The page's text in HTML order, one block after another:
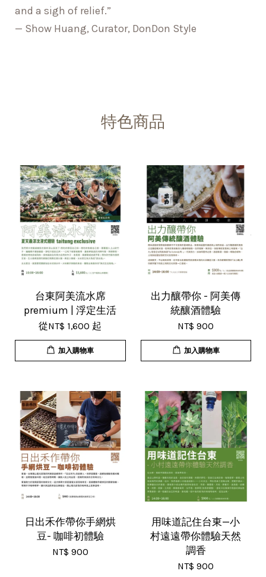
and a sigh of relief.”
— Show Huang, Curator, DonDon Style
特色商品
台東阿美流水席
premium | 浮定生活
從NT$ 1,600 起
加入購物車
出力釀帶你 - 阿美傳
統釀酒體驗
NT$ 900
加入購物車
日出禾作帶你手網烘
豆- 咖啡初體驗
NT$ 900
用味道記住台東—小
村遠遠帶你體驗天然
調香
NT$ 900